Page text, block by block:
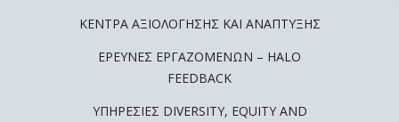
ΚΈΝΤΡΑ ΑΞΙΟΛΌΓΗΣΗΣ ΚΑΙ ΑΝΆΠΤΥΞΗΣ
ΈΡΕΥΝΕΣ ΕΡΓΑΖΟΜΈΝΩΝ – HALO
FEEDBACK
ΥΠΗΡΕΣΊΕΣ DIVERSITY, EQUITY AND